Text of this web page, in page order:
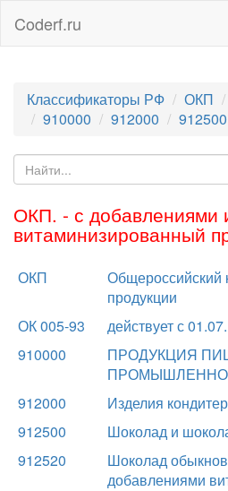
Coderf.ru
Классификаторы РФ ОКП
910000
912000 912500
ОКП. - с добавлениями
витаминизированный
ОКП
Общероссийский
продукции
ОК 005-93
действует с
910000
ПРОДУКЦИЯ
912000
Изделия
912500
Шоколад и
912520
Шоколад
добавлениями